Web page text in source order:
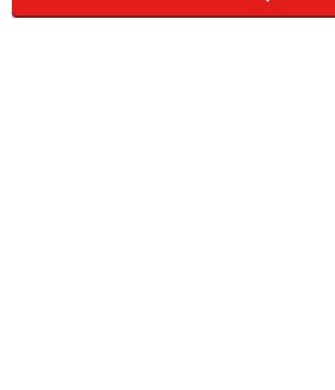
創業は1902年（明治35年）